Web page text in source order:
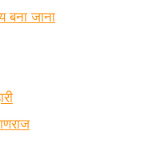
बना जाना